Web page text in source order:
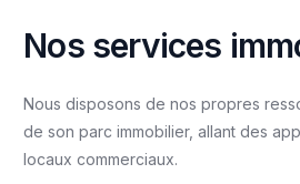
Nos services imm
Nous disposons de nos propres
de son parc immobilier, allant des
locaux commerciaux.